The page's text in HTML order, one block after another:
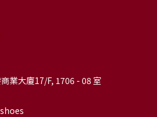
業大廈17/F, 1706 - 08 室